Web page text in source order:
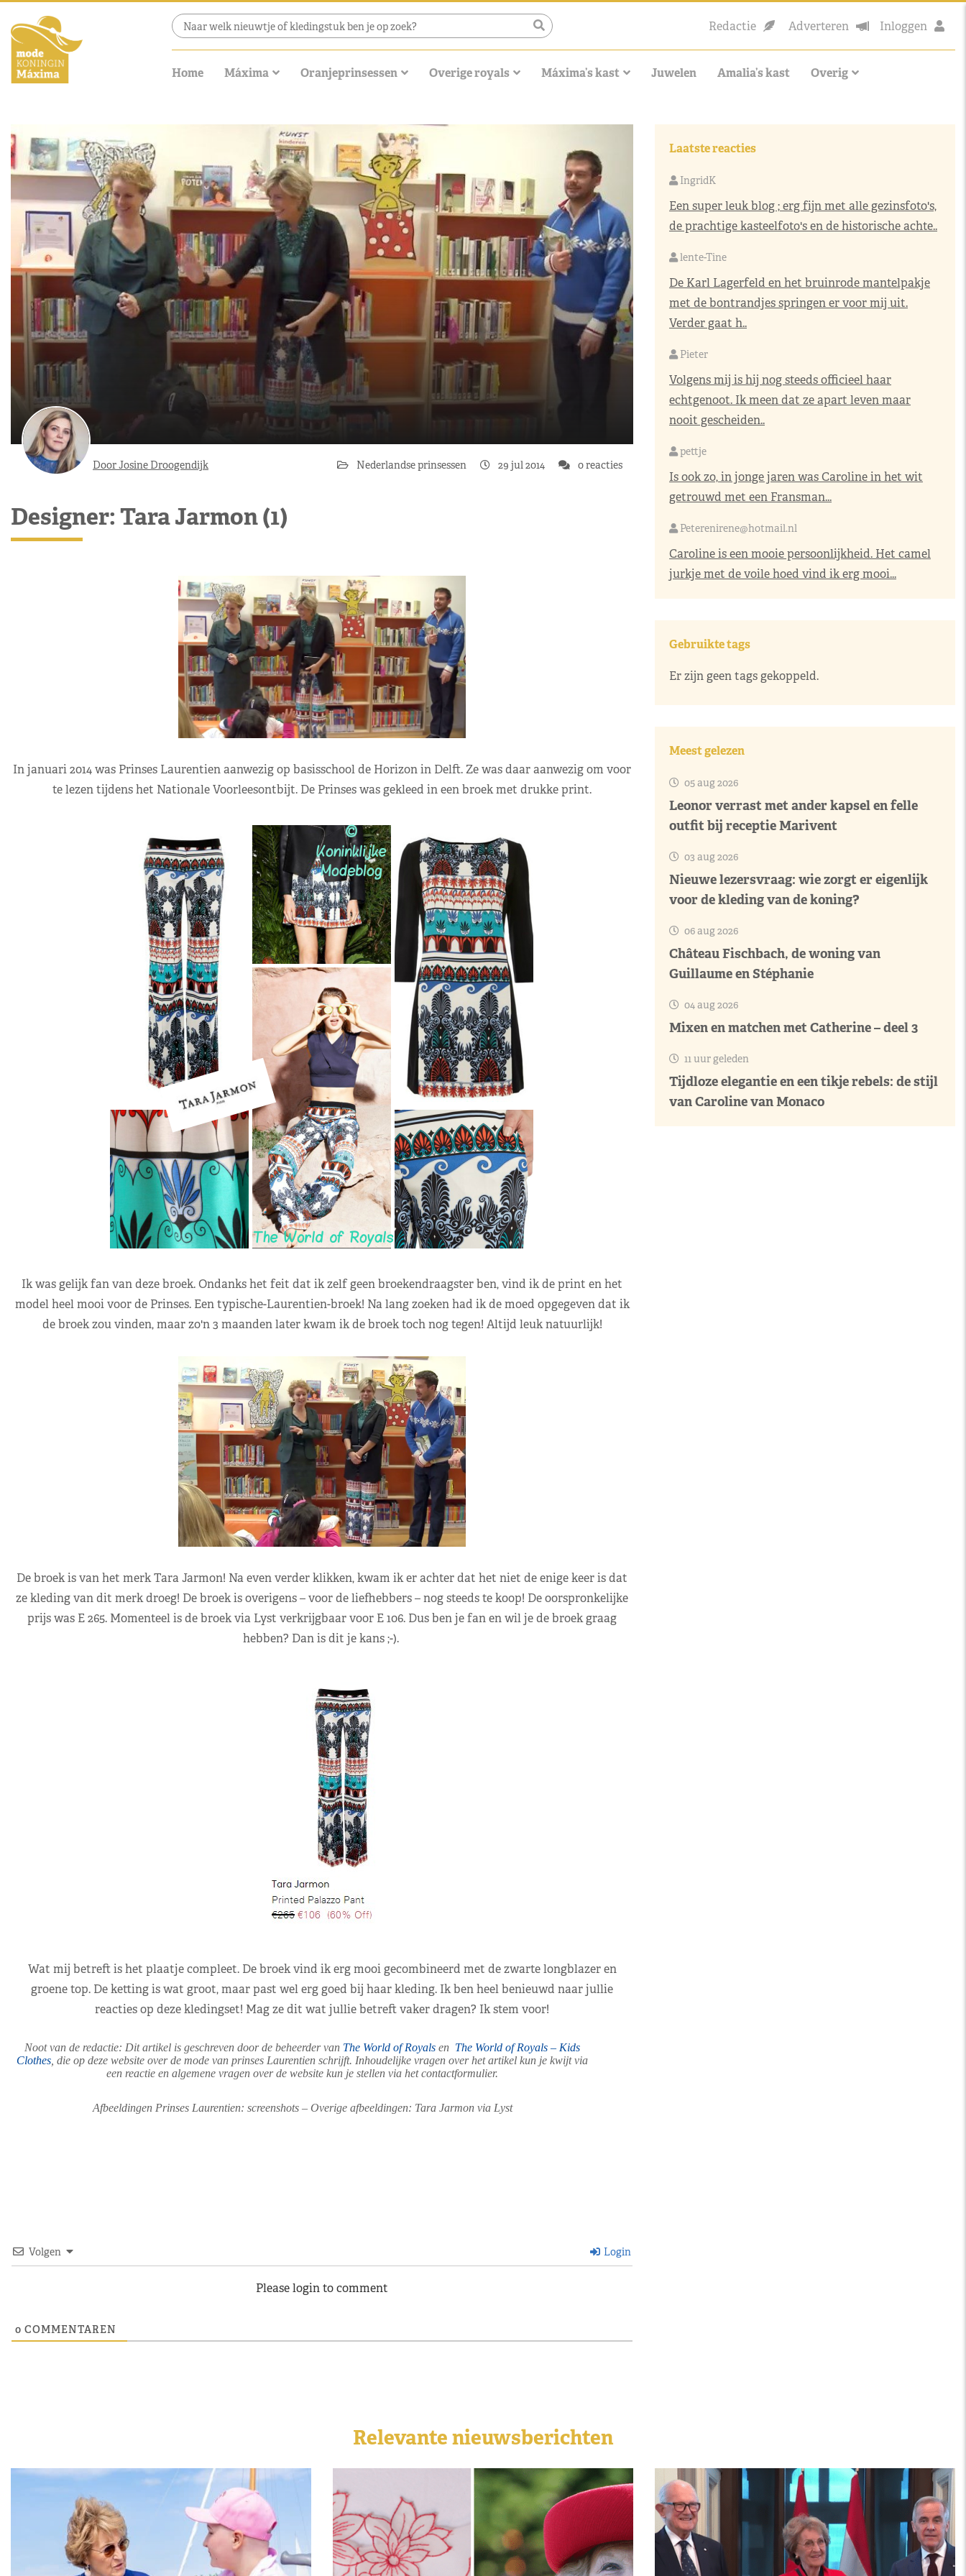
Redactie Adverteren Inloggen
Home Máxima Oranjeprinsessen Overige royals Máxima’s kast Juwelen Amalia’s kast Overig
Door Josine Droogendijk Nederlandse prinsessen 29 jul 2014 0 reacties
Designer: Tara Jarmon (1)
In januari 2014 was Prinses Laurentien aanwezig op basisschool de Horizon in Delft. Ze was daar aanwezig om voor
te lezen tijdens het Nationale Voorleesontbijt. De Prinses was gekleed in een broek met drukke print.
Ik was gelijk fan van deze broek. Ondanks het feit dat ik zelf geen broekendraagster ben, vind ik de print en het
model heel mooi voor de Prinses. Een typische-Laurentien-broek! Na lang zoeken had ik de moed opgegeven dat ik
de broek zou vinden, maar zo'n 3 maanden later kwam ik de broek toch nog tegen! Altijd leuk natuurlijk!
De broek is van het merk Tara Jarmon! Na even verder klikken, kwam ik er achter dat het niet de enige keer is dat
ze kleding van dit merk droeg! De broek is overigens – voor de liefhebbers – nog steeds te koop! De oorspronkelijke
prijs was E 265. Momenteel is de broek via Lyst verkrijgbaar voor E 106. Dus ben je fan en wil je de broek graag
hebben? Dan is dit je kans ;-).
Wat mij betreft is het plaatje compleet. De broek vind ik erg mooi gecombineerd met de zwarte longblazer en
groene top. De ketting is wat groot, maar past wel erg goed bij haar kleding. Ik ben heel benieuwd naar jullie
reacties op deze kledingset! Mag ze dit wat jullie betreft vaker dragen? Ik stem voor!
Noot van de redactie: Dit artikel is geschreven door de beheerder van The World of Royals en The World of Royals – Kids
Clothes , die op deze website over de mode van prinses Laurentien schrijft. Inhoudelijke vragen over het artikel kun je kwijt via
een reactie en algemene vragen over de website kun je stellen via het contactformulier.
Afbeeldingen Prinses Laurentien: screenshots – Overige afbeeldingen: Tara Jarmon via Lyst
Volgen Login
Please login to comment
0 COMMENTAREN
Laatste reacties
IngridK
Een super leuk blog ; erg fijn met alle gezinsfoto's,
de prachtige kasteelfoto's en de historische achte..
lente-Tine
De Karl Lagerfeld en het bruinrode mantelpakje
met de bontrandjes springen er voor mij uit.
Verder gaat h..
Pieter
Volgens mij is hij nog steeds officieel haar
echtgenoot. Ik meen dat ze apart leven maar
nooit gescheiden..
pettje
Is ook zo, in jonge jaren was Caroline in het wit
getrouwd met een Fransman...
Peterenirene@hotmail.nl
Caroline is een mooie persoonlijkheid. Het camel
jurkje met de voile hoed vind ik erg mooi...
Gebruikte tags
Er zijn geen tags gekoppeld.
Meest gelezen
05 aug 2026
Leonor verrast met ander kapsel en felle
outfit bij receptie Marivent
03 aug 2026
Nieuwe lezersvraag: wie zorgt er eigenlijk
voor de kleding van de koning?
06 aug 2026
Château Fischbach, de woning van
Guillaume en Stéphanie
04 aug 2026
Mixen en matchen met Catherine – deel 3
11 uur geleden
Tijdloze elegantie en een tikje rebels: de stijl
van Caroline van Monaco
Relevante nieuwsberichten